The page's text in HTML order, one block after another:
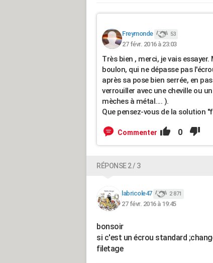
Freymonde 53
27 févr. 2016 à 23:03
Très bien , merci, je vais
boulon, qui ne dépasse pas
après sa pose bien serrée, en
verrouiller avec une cheville ou
mèches à métal.... ).
Que pensez-vous de la solution
Commenter 0
RÉPONSE 2 / 3
labricole47 2 871
27 févr. 2016 à 19:45
bonsoir
si c'est un écrou standard
filetage